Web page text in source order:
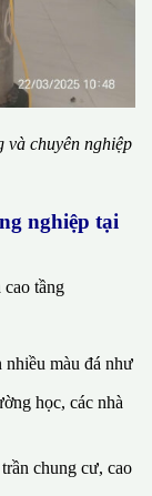
và chuyên nghiệp
nghiệp tại
tầng
nhiều màu đá như
học, các nhà
chung cư, cao